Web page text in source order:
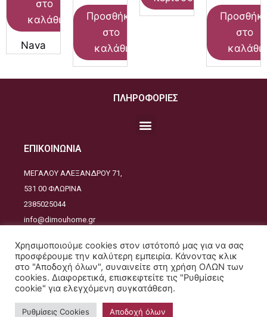
στο
καλάθι
Nava
Προσθήκη
στο
καλάθι
στο
καλάθι
ΠΛΗΡΟΦΟΡΙΕΣ
ΕΠΙΚΟΙΝΩΝΙΑ
ΜΕΓΑΛΟΥ ΑΛΕΞΑΝΔΡΟΥ 71,
531 00 ΦΛΩΡΙΝΑ
2385025044
info@dimouhome.gr
Copyrights © 2021. All Rights Reserved - Design and developed by
JustDesign
Χρησιμοποιούμε cookies στον ιστότοπό μας για να σας
προσφέρουμε την καλύτερη εμπειρία. Κάνοντας κλικ
στο "Αποδοχή όλων", συναινείτε στη χρήση ΟΛΩΝ των
cookies. Διαφορετικά, επισκεφτείτε τις "Ρυθμίσεις
cookie" για ελεγχόμενη συγκατάθεση.
Ρυθμίσεις Cookies Αποδοχή όλων